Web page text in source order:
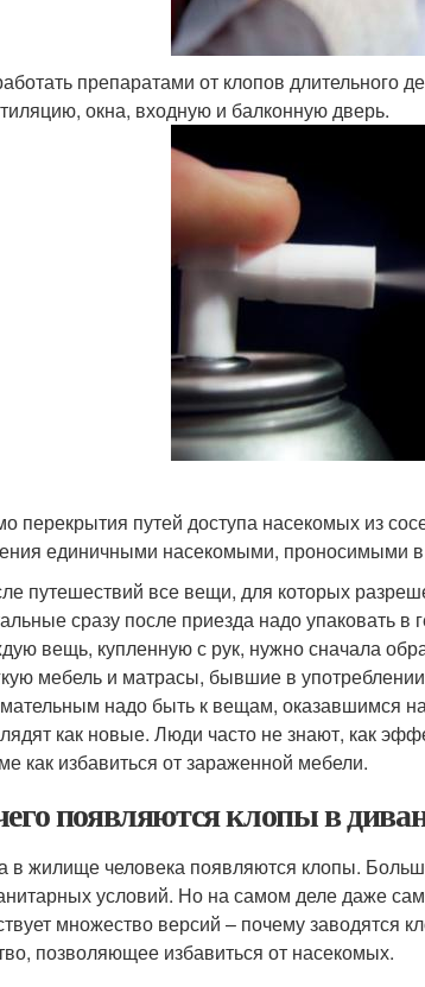
препаратами от клопов длительного
окна, входную и балконную дверь.
перекрытия путей доступа насекомых из
единичными насекомыми, проносимыми
путешествий все вещи, для которых
сразу после приезда надо упаковать в
вещь, купленную с рук, нужно сначала
мебель и матрасы, бывшие в
надо быть к вещам, оказавшимся
как новые. Люди часто не знают, как
как избавиться от зараженной мебели.
появляются клопы в
в жилище человека появляются клопы.
условий. Но на самом деле даже
множество версий – почему заводятся
позволяющее избавиться от насекомых.